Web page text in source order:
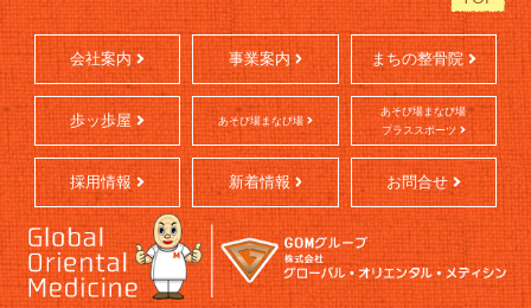
会社案内 事業案内 まちの整骨院
歩ッ歩屋 あそび場まなび場
あそび場まなび場
プラススポーツ
採用情報 新着情報 お問合せ